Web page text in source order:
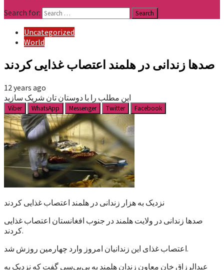
Search for:
Uncategorized
World
صدها زندانی در هلمند اعتصاب غذایی کردند
12 years ago
این مطلب را با دوستان تان شریک سازید
Viber WhatsApp Messenger Twitter Facebook
نزدیک به هزار زندانی در هلمند اعتصاب غذایی کردند
صدها زندانی در ولایت هلمند در جنوب افغانستان اعتصاب غذایی
کردند.
اعتصاب غذای این زندانیان امروز وارد چهارمین روزش شد.
عبدالرزاق خان معاون زندان هلمند به بی‌بی‌سی گفت که نزدیک به